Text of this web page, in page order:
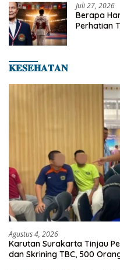
Juli 27, 2026
Berapa
Perhatian
𝐊𝐄𝐒𝐄𝐇𝐀𝐓𝐀𝐍
Agustus 4, 2026
Karutan Surakarta Tinjau
dan Skrining TBC, 500